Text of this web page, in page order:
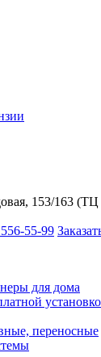
153/163
55-99
для дома
переносные